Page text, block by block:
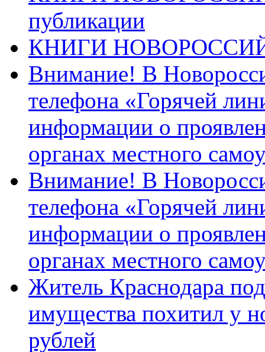
публикации
КНИГИ
Внимание! В
телефона «Горячей
информации о
органах местного
Внимание! В
телефона «Горячей
информации о
органах местного
Житель Краснодара
имущества похитил у
рублей